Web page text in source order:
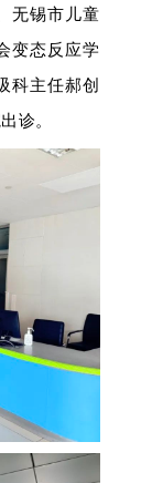
无锡市儿童
变态反应学
科主任郝创
诊。